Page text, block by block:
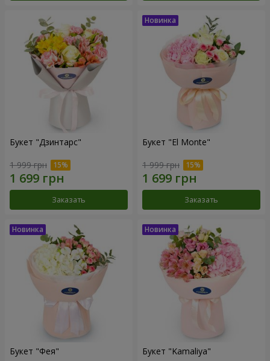
Букет "Дзинтарс"
1 999 грн
Заказать
Букет "El Monte"
1 999 грн
Заказать
Букет "Фея" Букет "Kamaliya"